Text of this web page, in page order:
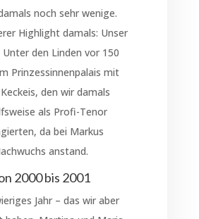
noch sehr wenige.
Highlight damals: Unser
den Linden vor 150
Prinzessinnenpalais mit
den wir damals
als Profi-Tenor
da bei Markus
anstand.
2000 bis 2001
Jahr – das wir aber